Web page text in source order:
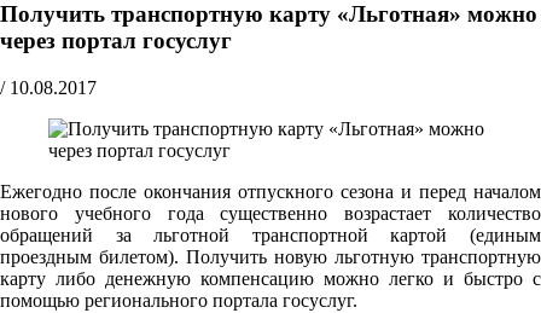
Получить транспортную карту «Льготная» можно
через портал госуслуг
/ 10.08.2017
Ежегодно после окончания отпускного сезона и перед началом
нового учебного года существенно возрастает количество
обращений за льготной транспортной картой (единым
проездным билетом). Получить новую льготную транспортную
карту либо денежную компенсацию можно легко и быстро с
помощью регионального портала госуслуг.